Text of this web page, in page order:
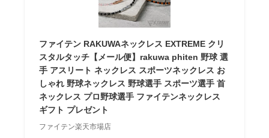
ファイテン RAKUWAネックレス EXTREME クリ
スタルタッチ【メール便】rakuwa phiten 野球 選
手 アスリート ネックレス スポーツネックレス お
しゃれ 野球ネックレス 野球選手 スポーツ選手 首
ネックレス プロ野球選手 ファイテンネックレス
ギフト プレゼント
ファイテン楽天市場店